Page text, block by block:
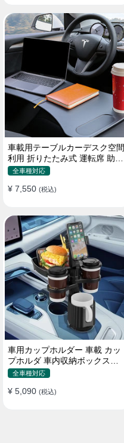
車載用テーブルカーデスク空間
利用 折りたたみ式 運転席 助手
席 多機能 滑り止め 安定
全車種対応
¥ 7,550 (税込)
車用カップホルダー 車載 カッ
プホルダ 車内収納ボックス車
載テーブル スマホ置き 調整可
止め 小物置き 多機能 使い勝手
全車種対応
¥ 5,090 (税込)